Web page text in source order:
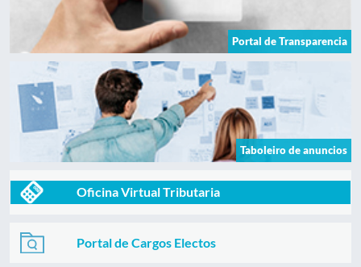
Portal de Transparencia
Taboleiro de anuncios
Oficina Virtual Tributaria
Portal de Cargos Electos